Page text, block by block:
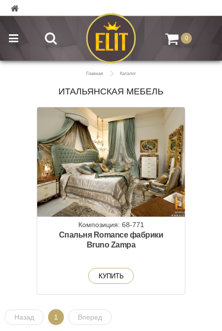
0
Главная Каталог
ИТАЛЬЯНСКАЯ МЕБЕЛЬ
Композиция: 68-771
Спальня Romance фабрики
Bruno Zampa
КУПИТЬ
Назад 1 Вперед